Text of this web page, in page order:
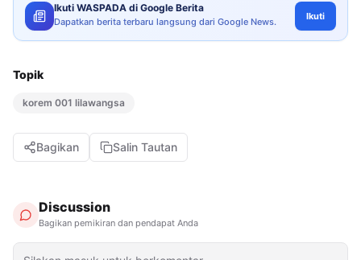
Ikuti WASPADA di Google Berita
Dapatkan berita terbaru langsung dari Google News. Ikuti
Topik
korem 001 lilawangsa
Bagikan Salin Tautan
Discussion
Bagikan pemikiran dan pendapat Anda